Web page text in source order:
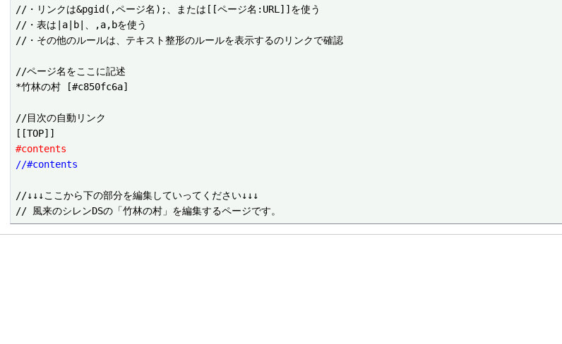
//・リンクは&pgid(,ページ名);、または[[ページ名:URL]]を使う
//・表は|a|b|、,a,bを使う
//・その他のルールは、テキスト整形のルールを表示するのリンクで確認
//ページ名をここに記述
*竹林の村 [#c850fc6a]
//目次の自動リンク
#contents
//#contents
//↓↓↓ここから下の部分を編集していってください↓↓↓